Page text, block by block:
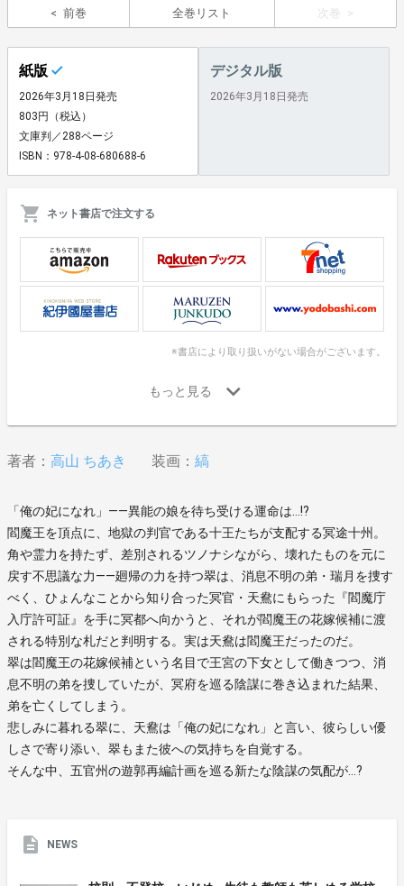
前巻 全巻リスト 次巻
紙版
2026年3月18日発売
803円（税込）
文庫判／288ページ
ISBN：978-4-08-680688-6
デジタル版
2026年3月18日発売
ネット書店で注文する
※書店により取り扱いがない場合がございます。
著者： 高山 ちあき 装画： 縞
「俺の妃になれ」――異能の娘を待ち受ける運命は…!?
閻魔王を頂点に、地獄の判官である十王たちが支配する冥途十州。
角や霊力を持たず、差別されるツノナシながら、壊れたものを元に
戻す不思議な力――廻帰の力を持つ翠は、消息不明の弟・瑞月を捜す
べく、ひょんなことから知り合った冥官・天鴦にもらった『閻魔庁
入庁許可証』を手に冥都へ向かうと、それが閻魔王の花嫁候補に渡
される特別な札だと判明する。実は天鴦は閻魔王だったのだ。
翠は閻魔王の花嫁候補という名目で王宮の下女として働きつつ、消
息不明の弟を捜していたが、冥府を巡る陰謀に巻き込まれた結果、
弟を亡くしてしまう。
悲しみに暮れる翠に、天鴦は「俺の妃になれ」と言い、彼らしい優
しさで寄り添い、翠もまた彼への気持ちを自覚する。
そんな中、五官州の遊郭再編計画を巡る新たな陰謀の気配が…?
NEWS